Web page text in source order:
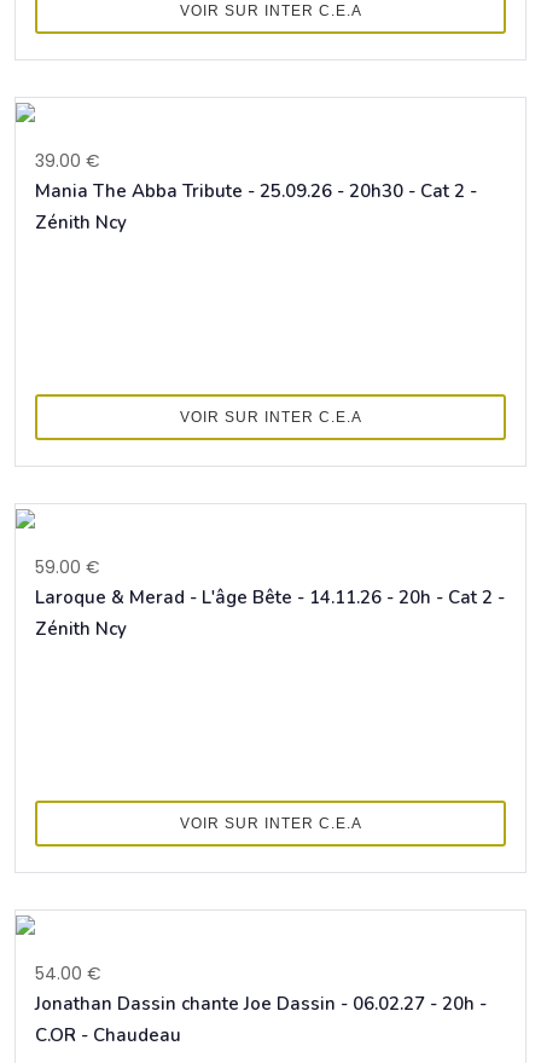
VOIR SUR INTER C.E.A
39.00 €
Mania The Abba Tribute - 25.09.26 - 20h30 - Cat 2 -
Zénith Ncy
VOIR SUR INTER C.E.A
59.00 €
Laroque & Merad - L'âge Bête - 14.11.26 - 20h - Cat 2 -
Zénith Ncy
VOIR SUR INTER C.E.A
54.00 €
Jonathan Dassin chante Joe Dassin - 06.02.27 - 20h -
C.OR - Chaudeau